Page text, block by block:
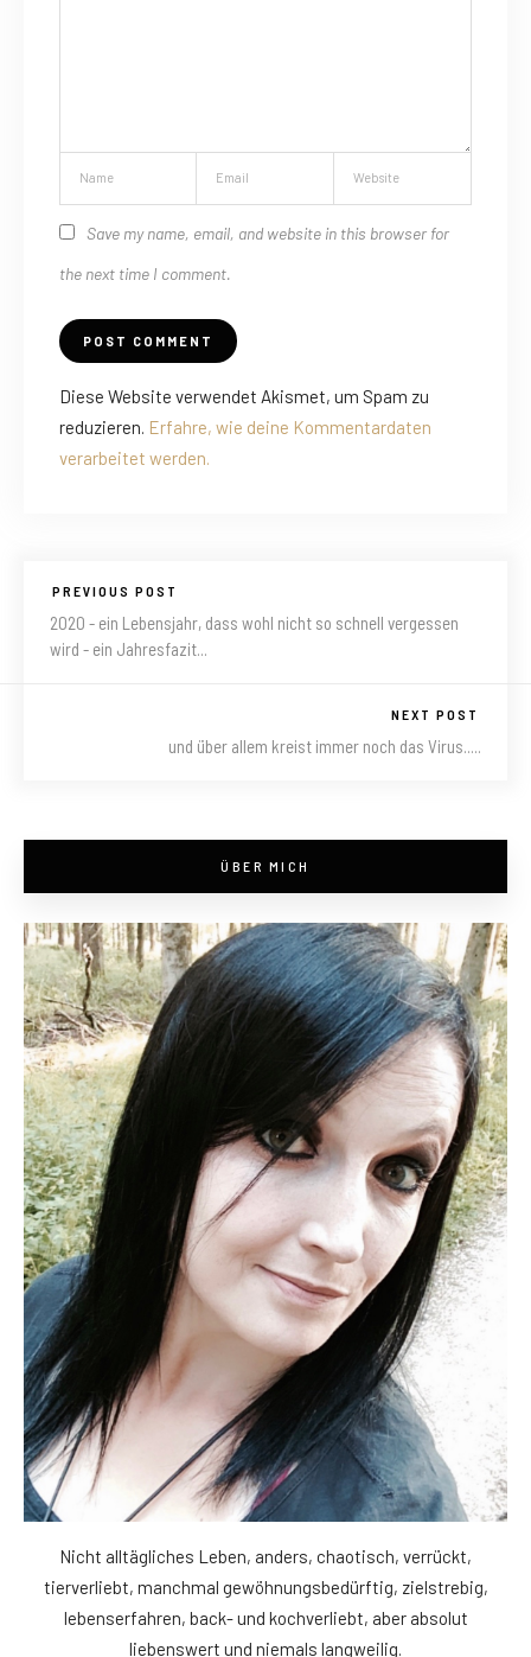
Save my name, email, and website in this browser for
the next time I comment.
Diese Website verwendet Akismet, um Spam zu
reduzieren. Erfahre, wie deine Kommentardaten
verarbeitet werden.
PREVIOUS POST
2020 - ein Lebensjahr, dass wohl nicht so schnell vergessen
wird - ein Jahresfazit...
NEXT POST
und über allem kreist immer noch das Virus.....
ÜBER MICH
Nicht alltägliches Leben, anders, chaotisch, verrückt,
tierverliebt, manchmal gewöhnungsbedürftig, zielstrebig,
lebenserfahren, back- und kochverliebt, aber absolut
liebenswert und niemals langweilig.